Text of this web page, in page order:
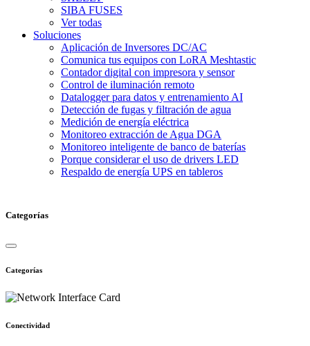
SIBA FUSES
Ver todas
Soluciones
Aplicación de Inversores DC/AC
Comunica tus equipos con LoRA Meshtastic
Contador digital con impresora y sensor
Control de iluminación remoto
Datalogger para datos y entrenamiento AI
Detección de fugas y filtración de agua
Medición de energía eléctrica
Monitoreo extracción de Agua DGA
Monitoreo inteligente de banco de baterías
Porque considerar el uso de drivers LED
Respaldo de energía UPS en tableros
Categorías
Categorías
Conectividad